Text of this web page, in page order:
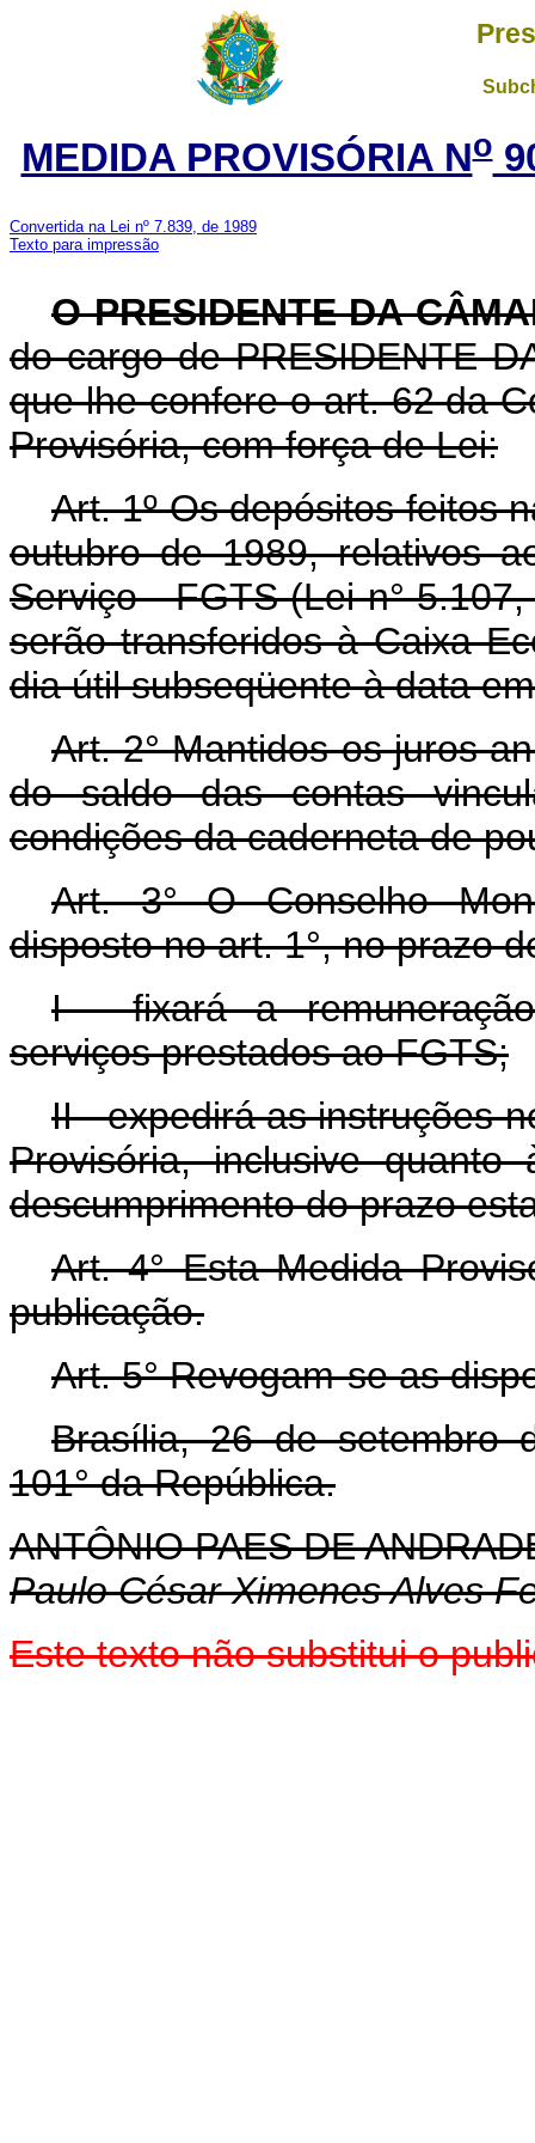
MEDIDA PROVISÓRIA No
Convertida na Lei nº 7.839, de 1989
Texto para impressão
O PRESIDENTE DA
do cargo de PRESIDENTE
que lhe confere o art. 62 da
Provisória, com força de Lei:
Art. 1º Os depósitos feitos
outubro de 1989, relativos
Serviço - FGTS (Lei n°
serão transferidos à Caixa
dia útil subseqüente à data
Art. 2° Mantidos os juros
do saldo das contas
condições da caderneta de
Art. 3° O Conselho
disposto no art. 1°, no prazo
I - fixará a
serviços prestados ao FGTS;
II - expedirá as instruções
Provisória, inclusive
descumprimento do prazo
Art. 4° Esta Medida
publicação.
Art. 5° Revogam-se as
Brasília, 26 de setembro
101° da República.
ANTÔNIO PAES DE
Paulo César Ximenes Alves
Este texto não substitui o